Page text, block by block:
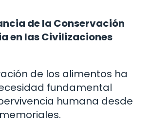
de la Conservación
en las Civilizaciones
de los alimentos ha
fundamental
humana desde